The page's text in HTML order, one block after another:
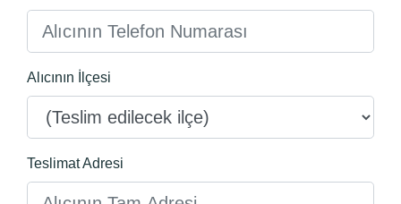
Alıcının İlçesi
Teslimat Adresi